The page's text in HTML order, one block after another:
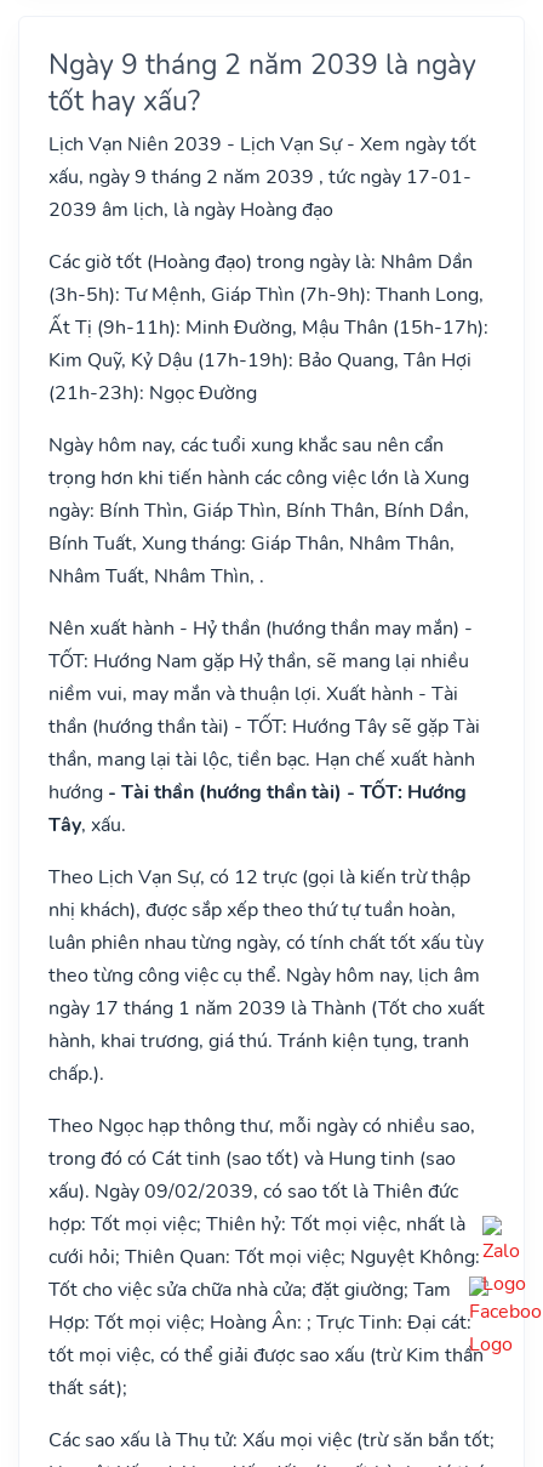
Ngày 9 tháng 2 năm 2039 là ngày
tốt hay xấu?
Lịch Vạn Niên 2039 - Lịch Vạn Sự - Xem ngày tốt
xấu, ngày 9 tháng 2 năm 2039 , tức ngày 17-01-
2039 âm lịch, là ngày Hoàng đạo
Các giờ tốt (Hoàng đạo) trong ngày là: Nhâm Dần
(3h-5h): Tư Mệnh, Giáp Thìn (7h-9h): Thanh Long,
Ất Tị (9h-11h): Minh Đường, Mậu Thân (15h-17h):
Kim Quỹ, Kỷ Dậu (17h-19h): Bảo Quang, Tân Hợi
(21h-23h): Ngọc Đường
Ngày hôm nay, các tuổi xung khắc sau nên cẩn
trọng hơn khi tiến hành các công việc lớn là Xung
ngày: Bính Thìn, Giáp Thìn, Bính Thân, Bính Dần,
Bính Tuất, Xung tháng: Giáp Thân, Nhâm Thân,
Nhâm Tuất, Nhâm Thìn, .
Nên xuất hành - Hỷ thần (hướng thần may mắn) -
TỐT: Hướng Nam gặp Hỷ thần, sẽ mang lại nhiều
niềm vui, may mắn và thuận lợi. Xuất hành - Tài
thần (hướng thần tài) - TỐT: Hướng Tây sẽ gặp Tài
thần, mang lại tài lộc, tiền bạc. Hạn chế xuất hành
hướng - Tài thần (hướng thần tài) - TỐT: Hướng
Tây, xấu.
Theo Lịch Vạn Sự, có 12 trực (gọi là kiến trừ thập
nhị khách), được sắp xếp theo thứ tự tuần hoàn,
luân phiên nhau từng ngày, có tính chất tốt xấu tùy
theo từng công việc cụ thể. Ngày hôm nay, lịch âm
ngày 17 tháng 1 năm 2039 là Thành (Tốt cho xuất
hành, khai trương, giá thú. Tránh kiện tụng, tranh
chấp.).
Theo Ngọc hạp thông thư, mỗi ngày có nhiều sao,
trong đó có Cát tinh (sao tốt) và Hung tinh (sao
xấu). Ngày 09/02/2039, có sao tốt là Thiên đức
hợp: Tốt mọi việc; Thiên hỷ: Tốt mọi việc, nhất là
cưới hỏi; Thiên Quan: Tốt mọi việc; Nguyệt Không:
Tốt cho việc sửa chữa nhà cửa; đặt giường; Tam
Hợp: Tốt mọi việc; Hoàng Ân: ; Trực Tinh: Đại cát:
tốt mọi việc, có thể giải được sao xấu (trừ Kim thần
thất sát);
Các sao xấu là Thụ tử: Xấu mọi việc (trừ săn bắn tốt;